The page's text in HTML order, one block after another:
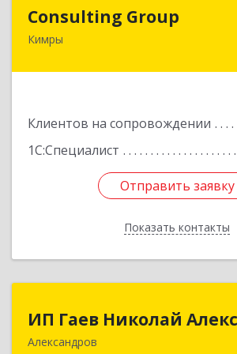
Consulting Group
Кимры
Клиентов на сопровождении
1С:Специалист
Отправить заявку
Показать контакты
171507, Тверская обл, Кимры г,
Отправить заявку
Назад
ИП Гаев Николай
Александров
ИП Гаев Николай
601650, Владимирская обл,